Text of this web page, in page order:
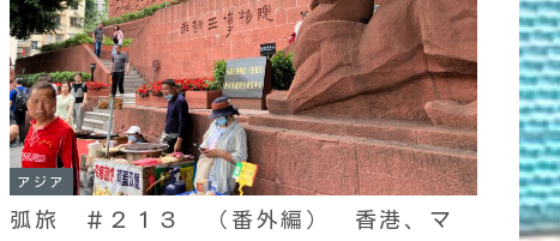
アジア
弧旅 ＃２１３ （番外編） 香港、マ